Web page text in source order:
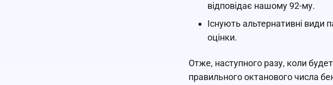
відповідає нашому 92-му.
Існують альтернативні види
оцінки.
Отже, наступного разу, коли
правильного октанового числа